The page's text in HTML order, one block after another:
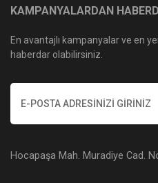
KAMPANYALARDAN
En avantajlı kampanyalar ve en
haberdar olabilirsiniz.
Hocapaşa Mah. Muradiye Cad.